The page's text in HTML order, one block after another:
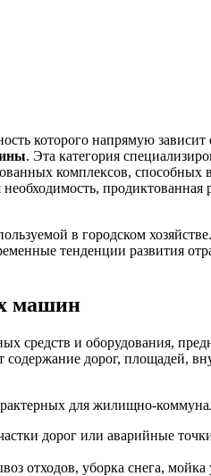
которого напрямую
. Эта категория
комплексов,
в городском
тенденции развития
машин
средств и оборудования,
дорог, площадей,
для жилищно-
дорог или аварийные
отходов, уборка снега,